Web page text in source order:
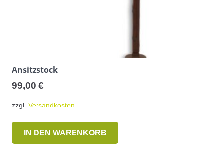
Ansitzstock
99,00 €
zzgl. Versandkosten
IN DEN WARENKORB